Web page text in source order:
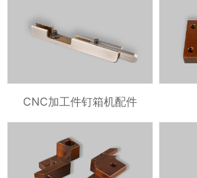
CNC加工件钉箱机配件